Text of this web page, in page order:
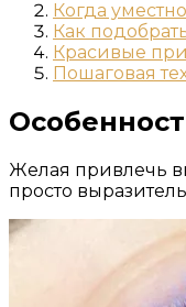
Когда
Как
Красивые
Пошаговая
Желая привлечь
просто